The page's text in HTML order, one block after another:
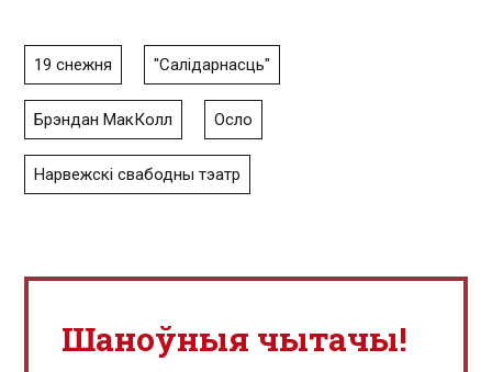
19 снежня "Салідарнасць"
Брэндан МакКолл Осло
Нарвежскі свабодны тэатр
Шаноўныя чытачы!